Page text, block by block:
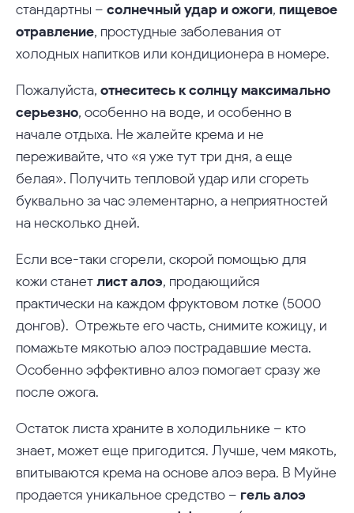
стандартны – солнечный удар и ожоги, пищевое
отравление, простудные заболевания от
холодных напитков или кондиционера в номере.
Пожалуйста, отнеситесь к солнцу максимально
серьезно, особенно на воде, и особенно в
начале отдыха. Не жалейте крема и не
переживайте, что «я уже тут три дня, а еще
белая». Получить тепловой удар или сгореть
буквально за час элементарно, а неприятностей
на несколько дней.
Если все-таки сгорели, скорой помощью для
кожи станетлист алоэ, продающийся
практически на каждом фруктовом лотке (5000
донгов). Отрежьте его часть, снимите кожицу, и
помажьте мякотью алоэ пострадавшие места.
Особенно эффективно алоэ помогает сразу же
после ожога.
Остаток листа храните в холодильнике – кто
знает, может еще пригодится. Лучше, чем мякоть,
впитываются крема на основе алоэ вера. В Муйне
продается уникальное средство – гель алоэ